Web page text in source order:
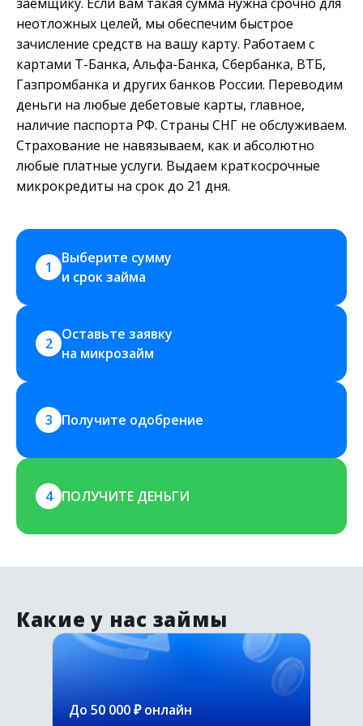
неотложных целей, мы обеспечим быстрое
зачисление средств на вашу карту. Работаем с
картами Т-Банка, Альфа-Банка, Сбербанка, ВТБ,
Газпромбанка и других банков России. Переводим
деньги на любые дебетовые карты, главное,
наличие паспорта РФ. Страны СНГ не обслуживаем.
Страхование не навязываем, как и абсолютно
любые платные услуги. Выдаем краткосрочные
микрокредиты на срок до 21 дня.
1
Выберите сумму
и срок займа
2
Оставьте заявку
на микрозайм
3 Получите одобрение
4 ПОЛУЧИТЕ ДЕНЬГИ
Какие у нас займы
До 50 000 ₽ онлайн